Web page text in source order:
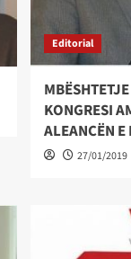
Editorial
KONGRESI
ALEANCËN
27/01/2019